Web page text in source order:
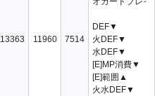
13363 11960 7514
DEF▼
火DEF▼
水DEF▼
[E]MP消費▼
[E]範囲▲
火水DEF▼